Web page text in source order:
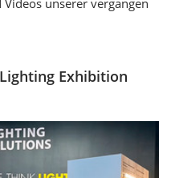
unserer vergangen
Exhibition